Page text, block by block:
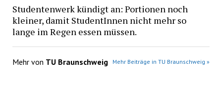
Studentenwerk kündigt an: Portionen noch
kleiner, damit StudentInnen nicht mehr so
lange im Regen essen müssen.
Mehr von TU Braunschweig Mehr Beiträge in TU Braunschweig »